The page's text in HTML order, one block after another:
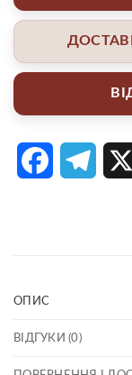
Facebook
ОПИС
ВІДГУКИ (0)